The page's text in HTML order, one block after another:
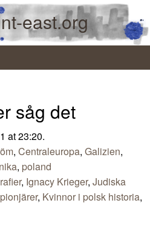
east.org
såg det
at 23:20.
, Centraleuropa, Galizien,
, poland
, Ignacy Krieger, Judiska
, Kvinnor i polsk historia,